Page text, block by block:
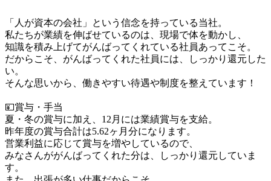
「人が資本の会社」という信念を持っている当社。
私たちが業績を伸ばせているのは、現場で体を動かし、
知識を積み上げてがんばってくれている社員あってこそ。
だからこそ、がんばってくれた社員には、しっかり還元した
い。
そんな思いから、働きやすい待遇や制度を整えています！
💴賞与・手当
夏・冬の賞与に加え、12月には業績賞与を支給。
昨年度の賞与合計は5.62ヶ月分になります。
営業利益に応じて賞与を増やしているので、
みなさんががんばってくれた分は、しっかり還元していま
す。